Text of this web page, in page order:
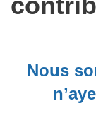
Nous